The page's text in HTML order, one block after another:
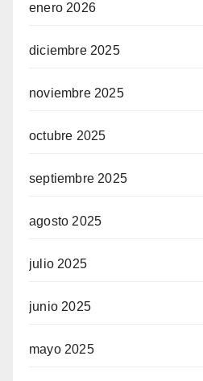
enero 2026
diciembre 2025
noviembre 2025
octubre 2025
septiembre 2025
agosto 2025
julio 2025
junio 2025
mayo 2025